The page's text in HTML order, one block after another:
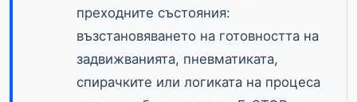
преходните състояния:
възстановяването на готовността на
задвижванията, пневматиката,
спирачките или логиката на процеса